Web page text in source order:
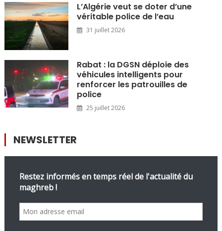
L’Algérie veut se doter d’une
véritable police de l’eau
31 juillet 2026
Rabat : la DGSN déploie des
véhicules intelligents pour
renforcer les patrouilles de
police
25 juillet 2026
NEWSLETTER
Restez informés en temps réel de l'actualité du
maghreb !